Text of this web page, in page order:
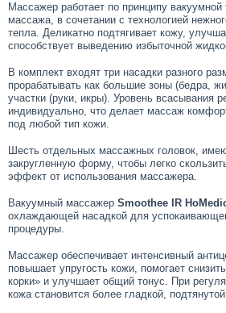
Массажер работает по принципу вакуумной
массажа, в сочетании с технологией
тепла. Деликатно подтягивает кожу,
способствует выведению избыточной
В комплект входят три насадки разного
прорабатывать как большие зоны (бедра,
участки (руки, икры). Уровень всасывания
индивидуально, что делает массаж
под любой тип кожи.
Шесть отдельных массажных головок,
закругленную форму, чтобы легко
эффект от использования массажера.
Вакуумный массажер Smoothee IR
охлаждающей насадкой для
процедуры.
Массажер обеспечивает интенсивный
повышает упругость кожи, помогает
корки» и улучшает общий тонус. При
кожа становится более гладкой,